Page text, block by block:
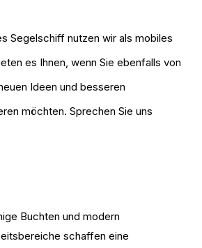
Segelschiff nutzen wir als mobiles
es Ihnen, wenn Sie ebenfalls von
Ideen und besseren
möchten. Sprechen Sie uns
Buchten und modern
schaffen eine